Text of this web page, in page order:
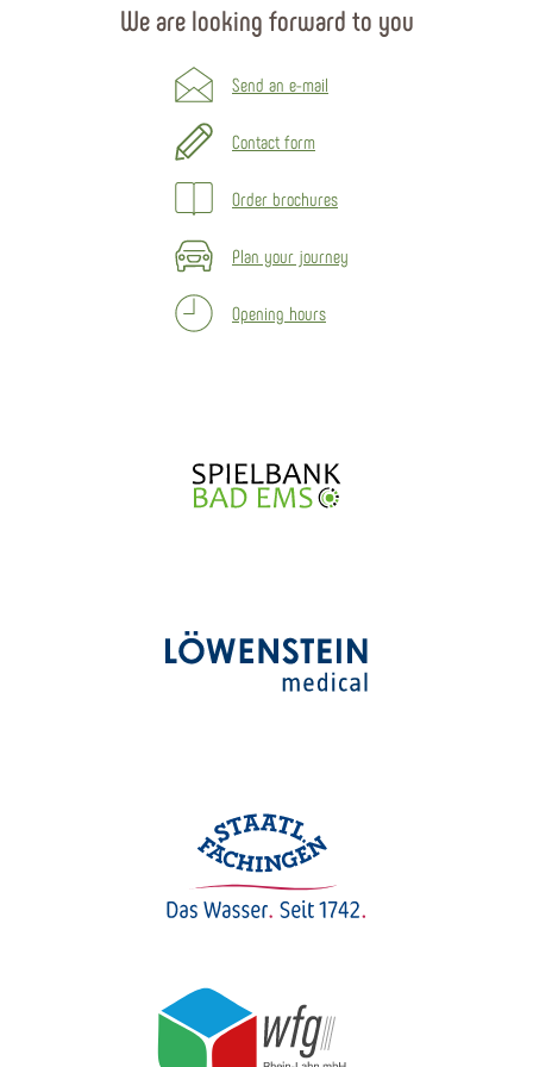
We are looking forward to you
Send an e-mail
Contact form
Order brochures
Plan your journey
Opening hours